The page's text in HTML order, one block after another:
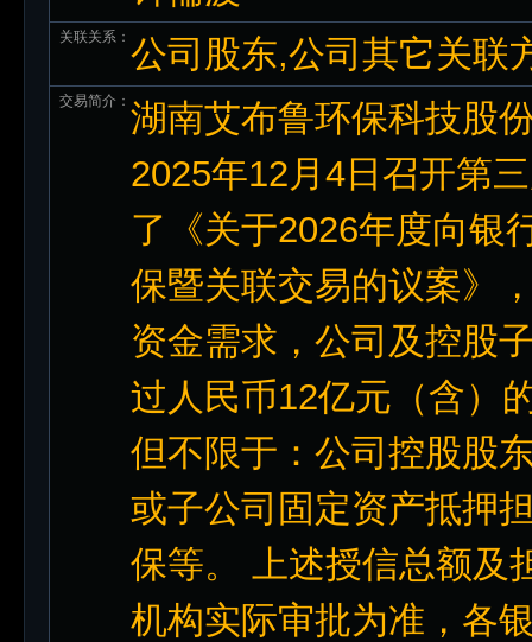
关联关系： 公司股东,公司其它关联
交易简介： 湖南艾布鲁环保科技股
2025年12月4日召开第
了《关于2026年度向银
保暨关联交易的议案》
资金需求，公司及控股
过人民币12亿元（含）
但不限于：公司控股股
或子公司固定资产抵押
保等。 上述授信总额及
机构实际审批为准，各